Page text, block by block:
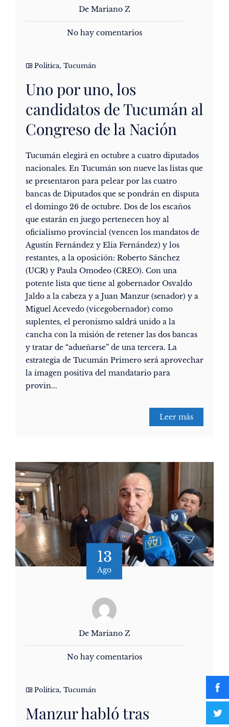
De Mariano Z
No hay comentarios
Politica, Tucumán
Uno por uno, los
candidatos de Tucumán al
Congreso de la Nación
Tucumán elegirá en octubre a cuatro diputados
nacionales. En Tucumán son nueve las listas que
se presentaron para pelear por las cuatro
bancas de Diputados que se pondrán en disputa
el domingo 26 de octubre. Dos de los escaños
que estarán en juego pertenecen hoy al
oficialismo provincial (vencen los mandatos de
Agustín Fernández y Elia Fernández) y los
restantes, a la oposición: Roberto Sánchez
(UCR) y Paula Omodeo (CREO). Con una
potente lista que tiene al gobernador Osvaldo
Jaldo a la cabeza y a Juan Manzur (senador) y a
Miguel Acevedo (vicegobernador) como
suplentes, el peronismo saldrá unido a la
cancha con la misión de retener las dos bancas
y tratar de “adueñarse” de una tercera. La
estrategia de Tucumán Primero será aprovechar
la imagen positiva del mandatario para
provin...
Leer más
13
Ago
De Mariano Z
No hay comentarios
Politica, Tucumán
Manzur habló tras